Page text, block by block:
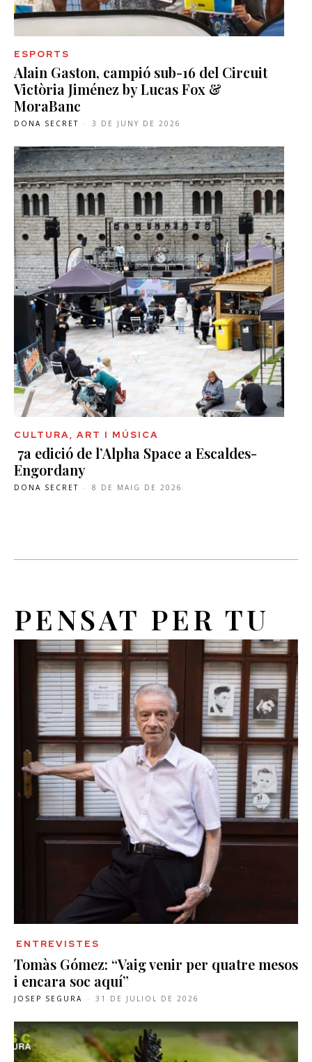
ESPORTS
Alain Gaston, campió sub-16 del Circuit
Victòria Jiménez by Lucas Fox &
MoraBanc
DONA SECRET - 3 DE JUNY DE 2026
CULTURA, ART I MÚSICA
7a edició de l’Alpha Space a Escaldes-
Engordany
DONA SECRET - 8 DE MAIG DE 2026
PENSAT PER TU
ENTREVISTES
Tomàs Gómez: “Vaig venir per quatre mesos
i encara soc aquí”
JOSEP SEGURA - 31 DE JULIOL DE 2026